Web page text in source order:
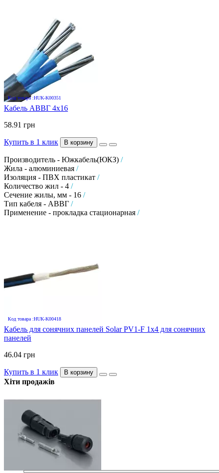
Код товара :HUK-K00351
Кабель АВВГ 4х16
58.91 грн
Купить в 1 клик В корзину
Производитель - Южкабель(ЮКЗ) /
Жила - алюминиевая /
Изоляция - ПВХ пластикат /
Количество жил - 4 /
Сечение жилы, мм - 16 /
Тип кабеля - АВВГ /
Применение - прокладка стационарная /
Код товара :HUK-K00418
Кабель для сонячних панелей Solar PV1-F 1х4 для сонячних
панелей
46.04 грн
Купить в 1 клик В корзину
Хіти продажів